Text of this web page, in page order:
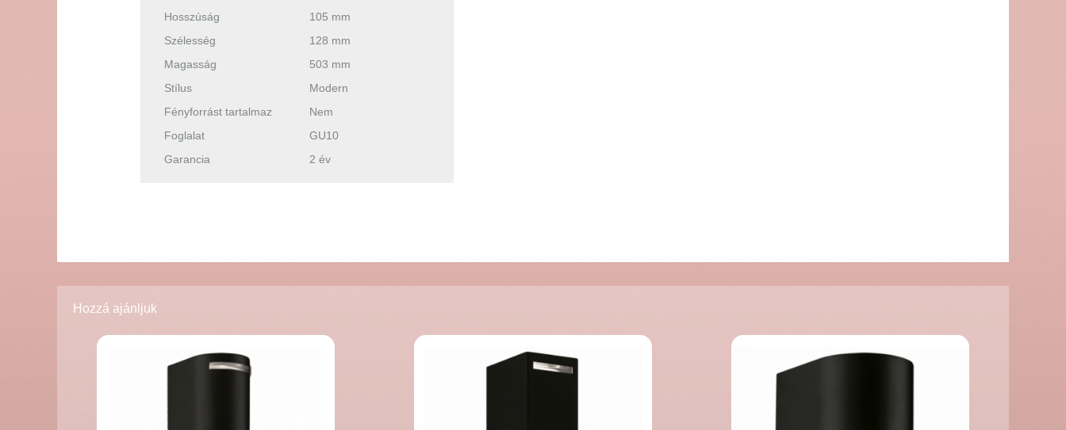
Hosszúság
105 mm
Szélesség
128 mm
Magasság
503 mm
Stílus
Modern
Fényforrást tartalmaz
Nem
Foglalat
GU10
Garancia
2 év
Hozzá ajánljuk